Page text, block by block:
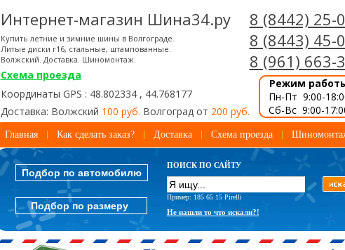
Интернет-магазин Шина34.ру
Купить летние и зимние шины в Волгограде.
Литые диски r16, стальные, штампованные.
Волжский. Доставка. Шиномонтаж.
Схема проезда
Координаты GPS : 48.802334 , 44.768177
Доставка: Волжский 100 руб. Волгоград от 200 руб.
8 (8442) 25-
8 (8443) 45-
8 (961) 663-
Режим
Пн-Пт 9:00-
Сб-Вс 9:00-
Главная Как сделать заказ? Доставка Схема проезда
ПОИСК ПО САЙТУ
Пример: 185 65 15 Pirelli
Не нашли то что искали?!
Подбор по автомобилю
Подбор по размеру